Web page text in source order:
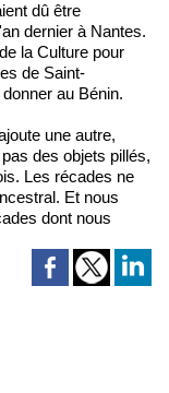
dû être
dernier à Nantes.
la Culture pour
de Saint-
au Bénin.
une autre,
des objets pillés,
Les récades ne
Et nous
dont nous